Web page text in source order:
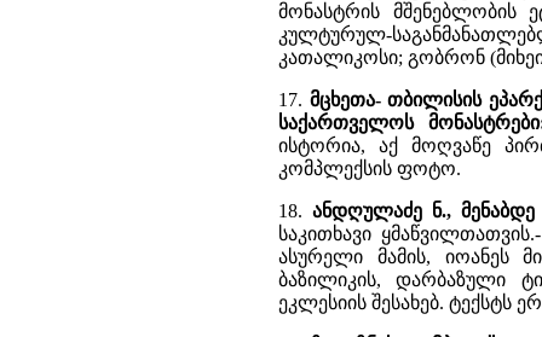
მონასტრის
კულტურულ-
კათალიკოსი; გობრონ
17. მცხეთა- თბილისის
საქართველოს
ისტორია, აქ მოღვაწე
კომპლექსის ფოტო.
18.ანდღულაძე ნ.,
საკითხავი
ასურელი მამის, იოანეს
ბაზილიკის, დარბაზული
ეკლესიის შესახებ. ტექსტს